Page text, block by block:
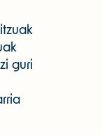
guri